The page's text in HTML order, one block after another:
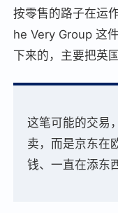
按零售的路子在运
he Very Group 这
下来的，主要把英
这笔可能的交易
卖，而是京东在
钱、一直在添东